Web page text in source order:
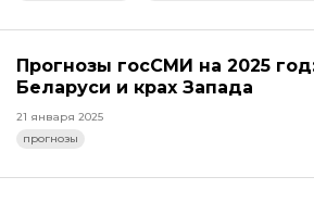
Прогнозы госСМИ на 2025
Беларуси и крах Запада
21 января 2025
прогнозы